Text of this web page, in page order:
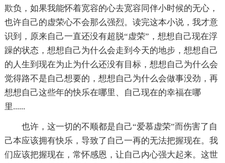
欺负，如果我能怀着宽容的心去宽容同伴小时候的无心，
也许自己的虚荣心不会那么强烈。读完这本小说，我才意
识到，原来自己一直还没有超脱“虚荣”，想想自己现在浮
躁的状态，想想自己为什么会走到今天的地步，想想自己
的人生到现在为止为什么还没有目标，想想自己为什么会
觉得路不是自己想要的，想想自己为什么会做事没劲，再
想想自己这些年的快乐在哪里、自己现在的幸福在哪
里......
也许，这一切的不顺都是自己“爱慕虚荣”而伤害了自
己本应该拥有快乐，导致了自己一再的无法把握现在。我
们应该把握现在，常怀感恩，让自己内心强大起来。这世